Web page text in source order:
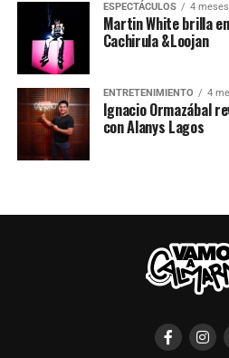
ESPECTÁCULOS 4
Martin White brilla
Cachirula &Loojan
ENTRETENIMIENTO 4
Ignacio Ormazábal
con Alanys Lagos